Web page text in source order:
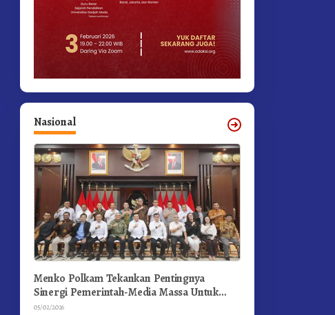
Nasional
Menko Polkam Tekankan Pentingnya
Sinergi Pemerintah-Media Massa Untuk
Jaga Stabilitas Bangsa
05/02/2026